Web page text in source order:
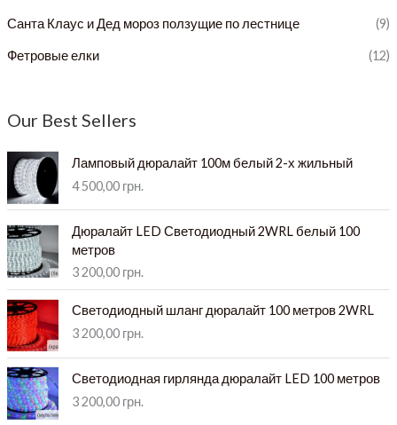
Санта Клаус и Дед мороз ползущие по лестнице (9)
Фетровые елки (12)
Our Best Sellers
Ламповый дюралайт 100м белый 2-х жильный
4 500,00 грн.
Дюралайт LED Светодиодный 2WRL белый 100
метров
3 200,00 грн.
Светодиодный шланг дюралайт 100 метров 2WRL
3 200,00 грн.
Светодиодная гирлянда дюралайт LED 100 метров
3 200,00 грн.